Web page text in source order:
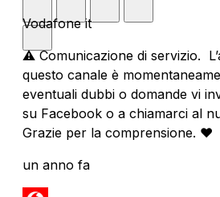
Vodafone it
⚠️ Comunicazione di servizio.
questo canale è
eventuali dubbi o domande vi
su Facebook o a chiamarci al
Grazie per la comprensione. ❤️
un anno fa